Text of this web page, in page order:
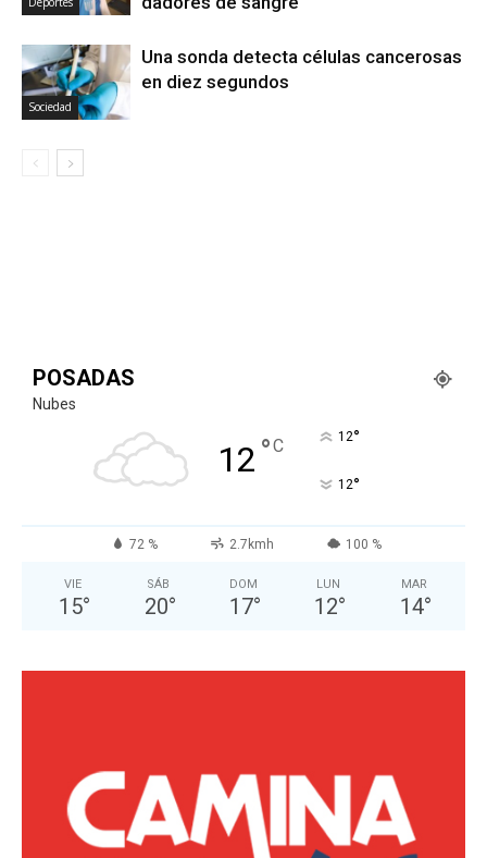
Sociedad
Una sonda detecta células cancerosas
en diez segundos
POSADAS
Nubes
12 °C 12°
12°
72 % 2.7kmh 100 %
VIE
15°
SÁB
20°
DOM
17°
LUN
12°
MAR
14°